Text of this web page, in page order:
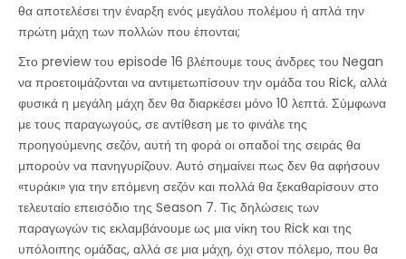
θα αποτελέσει την έναρξη ενός μεγάλου πολέμου ή απλά την
πρώτη μάχη των πολλών που έπονται;
Στο preview του episode 16 βλέπουμε τους άνδρες του Negan
να προετοιμάζονται να αντιμετωπίσουν την ομάδα του Rick, αλλά
φυσικά η μεγάλη μάχη δεν θα διαρκέσει μόνο 10 λεπτά. Σύμφωνα
με τους παραγωγούς, σε αντίθεση με το φινάλε της
προηγούμενης σεζόν, αυτή τη φορά οι οπαδοί της σειράς θα
μπορούν να πανηγυρίζουν. Αυτό σημαίνει πως δεν θα αφήσουν
«τυράκι» για την επόμενη σεζόν και πολλά θα ξεκαθαρίσουν στο
τελευταίο επεισόδιο της Season 7. Τις δηλώσεις των
παραγωγών τις εκλαμβάνουμε ως μια νίκη του Rick και της
υπόλοιπης ομάδας, αλλά σε μια μάχη, όχι στον πόλεμο, που θα